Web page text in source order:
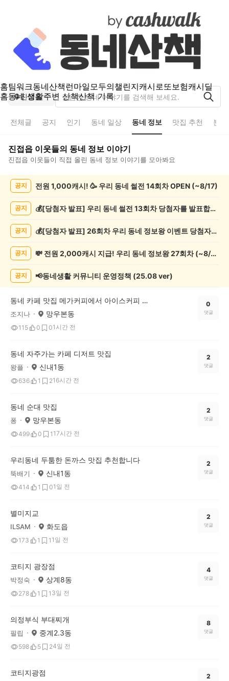
홈팀워크동네산책런마일모두의챌린지캐시로또보험캐시딜
홈동네 생활주변 산책산책 기록
진접읍
전체글 공지 인기 동네 일상 동네 정보 맛집 추천 분
진접읍 이웃들의 동네 정보 이야기
진접읍 이웃들이 직접 올린 동네 정보 이야기를 모아봐요
록
공지 전원 1,000캐시! 🥳 우리 동네 썰전 14회차 OPEN (~8/17)
공지 💰[당첨자 발표] 우리 동네 썰전 13회차 당첨자를 발표합니다!
공지 💰[당첨자 발표] 26회차 우리 동네 정보왕 이벤트 당첨자를 발표합니다!
공지 💸 전원 2,000캐시 지급! 우리 동네 정보왕 27회차 (~8/10)
공지 📢동네생활 커뮤니티 운영정책 (25.08 ver)
동네 카페 맛집 메가커피에서 아이스커피 먹어요
조지나 망우본동
115 0 01시간 전
0
댓글
동네 자주가는 카페 디저트 맛집
왕플 신내1동
636 1 216시간 전
2
댓글
동네 순대 맛집
퐁 망우본동
499 0 1 17시간 전
2
댓글
우리동네 두툼한 돈까스 맛집 추천합니다
뚝배기 신내1동
414 1 01일 전
2
댓글
별미지교
ILSAM 화도읍
173 1 1 1일 전
2
댓글
코티지 광장점
박정숙 상계8동
278 1 1 3일 전
4
댓글
의정부식 부대찌개
필립 중계2.3동
598 5 24일 전
8
댓글
코티지광점 2